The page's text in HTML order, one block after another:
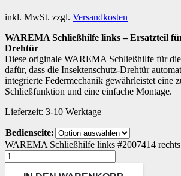
inkl. MwSt. zzgl. Versandkosten
WAREMA Schließhilfe links – Ersatzteil
Drehtür
Diese originale WAREMA Schließhilfe für
dafür, dass die Insektenschutz-Drehtür
integrierte Federmechanik gewährleistet eine
Schließfunktion und eine einfache Montage.
Lieferzeit: 3-10 Werktage
Bedienseite:
WAREMA Schließhilfe links #2007414